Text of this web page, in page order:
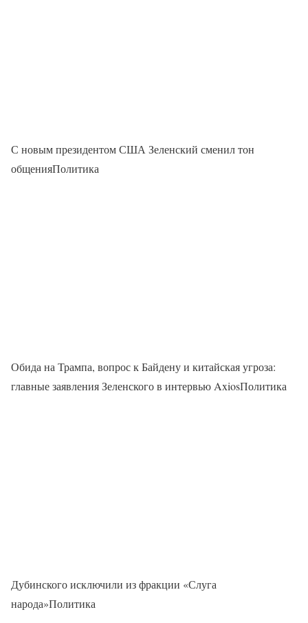
С новым президентом США Зеленский сменил тон
общенияПолитика
Обида на Трампа, вопрос к Байдену и китайская угроза:
главные заявления Зеленского в интервью AxiosПолитика
Дубинского исключили из фракции «Слуга
народа»Политика